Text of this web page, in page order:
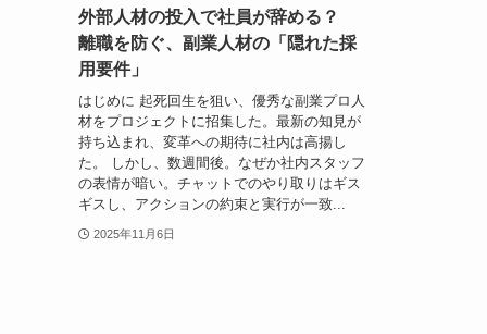
外部人材の投入で社員が辞める？
離職を防ぐ、副業人材の「隠れた採
用要件」
はじめに 起死回生を狙い、優秀な副業プロ人
材をプロジェクトに招集した。最新の知見が
持ち込まれ、変革への期待に社内は高揚し
た。 しかし、数週間後。なぜか社内スタッフ
の表情が暗い。チャットでのやり取りはギス
ギスし、アクションの約束と実行が一致...
2025年11月6日